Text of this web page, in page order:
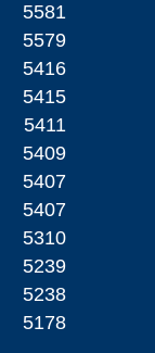
5581
5579
5416
5415
5411
5409
5407
5407
5310
5239
5238
5178